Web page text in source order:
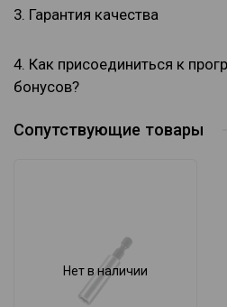
3. Гарантия качества
4. Как присоединиться к
бонусов?
Сопутствующие товары
Нет в наличии